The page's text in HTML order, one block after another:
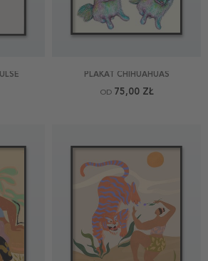
PLAKAT CHIHUAHUAS
OD 75,00 ZŁ